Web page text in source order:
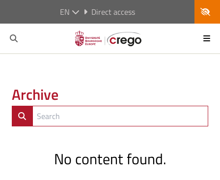
EN Direct access
Archive
No content found.